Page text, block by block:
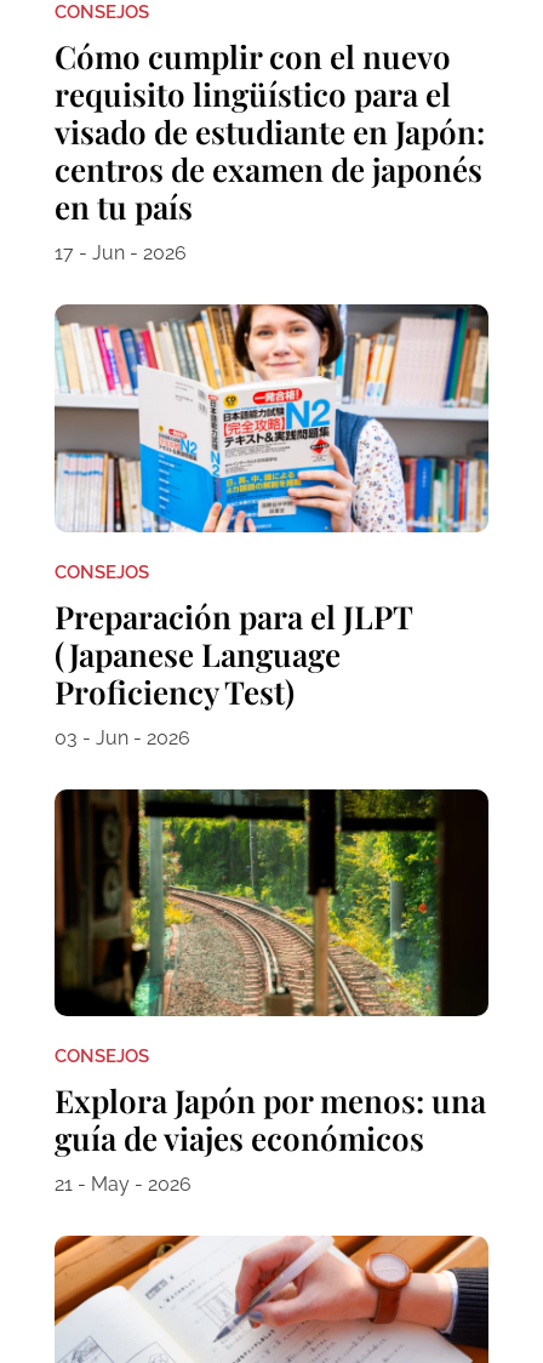
CONSEJOS
Cómo cumplir con el nuevo
requisito lingüístico para el
visado de estudiante en Japón:
centros de examen de japonés
en tu país
17 - Jun - 2026
CONSEJOS
Preparación para el JLPT
(Japanese Language
Proficiency Test)
03 - Jun - 2026
CONSEJOS
Explora Japón por menos: una
guía de viajes económicos
21 - May - 2026